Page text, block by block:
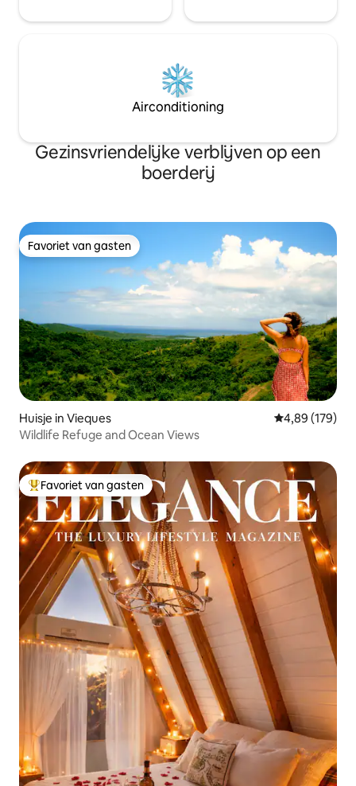
Airconditioning
Gezinsvriendelijke verblijven op een
boerderij
Favoriet van gasten
Favoriet van gasten
Huisje in Vieques Gemiddelde
4,89 (179)
Wildlife Refuge and Ocean Views
Topfavoriet van gasten
Favoriet van gasten